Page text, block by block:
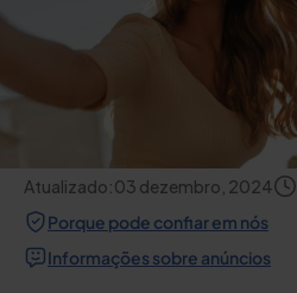
Atualizado:03 dezembro, 2024
Porque pode confiar em nós
Informações sobre anúncios